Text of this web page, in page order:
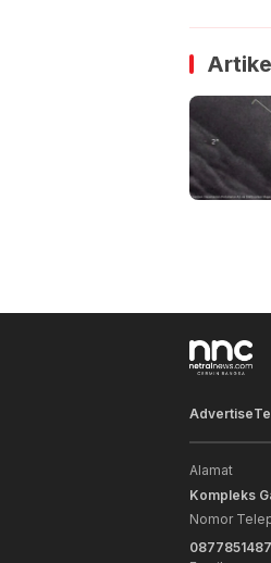
Advertise
Alamat
Kompleks
Nomor